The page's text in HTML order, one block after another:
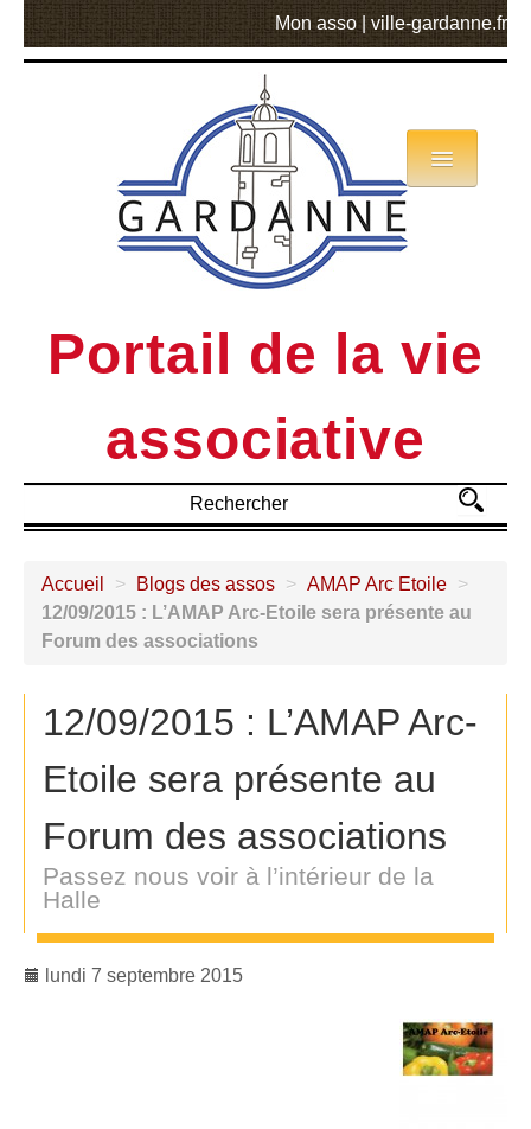
Mon asso ville-gardanne.fr
Portail de la vie
associative
Annuaire
Actualités
MVA
Accueil > Blogs des assos > AMAP Arc Etoile >
12/09/2015 : L’AMAP Arc-Etoile sera présente au
Forum des associations
12/09/2015 : L’AMAP Arc-
Etoile sera présente au
Forum des associations
Passez nous voir à l’intérieur de la
Halle
lundi 7 septembre 2015